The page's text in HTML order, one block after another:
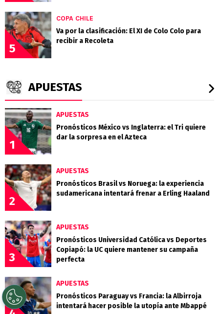
5
COPA CHILE
Va por la clasificación: El XI de Colo Colo para
recibir a Recoleta
APUESTAS
1
APUESTAS
Pronósticos México vs Inglaterra: el Tri quiere
dar la sorpresa en el Azteca
2
APUESTAS
Pronósticos Brasil vs Noruega: la experiencia
sudamericana intentará frenar a Erling Haaland
3
APUESTAS
Pronósticos Universidad Católica vs Deportes
Copiapó: la UC quiere mantener su campaña
perfecta
APUESTAS
Pronósticos Paraguay vs Francia: la Albirroja
intentará hacer posible la utopía ante Mbappé